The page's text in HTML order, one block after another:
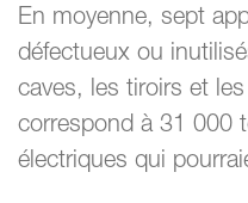
En moyenne, sept
défectueux ou
caves, les tiroirs et
correspond à 31 000
électriques qui